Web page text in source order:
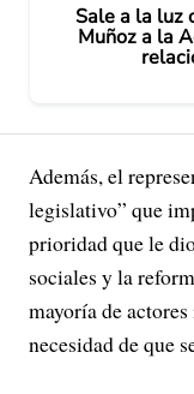
Sale a la luz
Muñoz a la
Además, el
legislativo” que
prioridad que le
sociales y la
mayoría de
necesidad de que